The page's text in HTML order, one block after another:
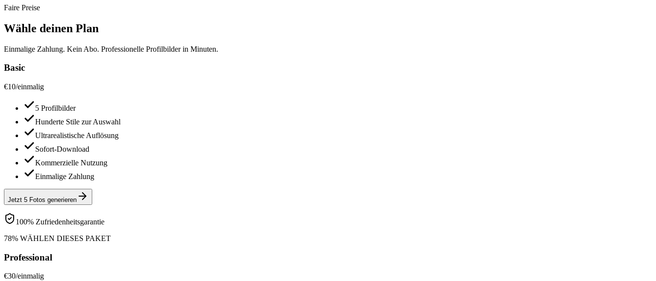
Faire Preise
Wähle deinen Plan
Einmalige Zahlung. Kein Abo. Professionelle Profilbilder in Minuten.
Basic
€10/einmalig
5 Profilbilder
Hunderte Stile zur Auswahl
Ultrarealistische Auflösung
Sofort-Download
Kommerzielle Nutzung
Einmalige Zahlung
Jetzt 5 Fotos generieren
100% Zufriedenheitsgarantie
78% WÄHLEN DIESES PAKET
Professional
€30/einmalig